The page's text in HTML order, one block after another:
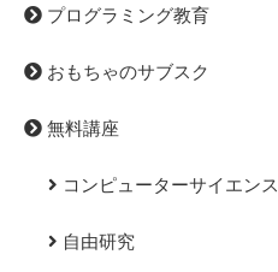
プログラミング教育
おもちゃのサブスク
無料講座
コンピューターサイエンス
自由研究